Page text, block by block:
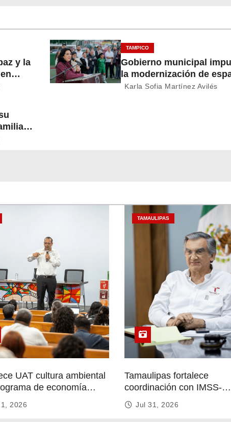
y la
TAMPICO
Gobierno municipal
la modernización de
deportivos en la ciudad
Karla Sofia Martínez Avilés
UAT cultura ambiental
de economía
2026
TAMAULIPAS
Tamaulipas fortalece
coordinación con IMSS-
Bienestar para mejorar
de salud
Jul 31, 2026